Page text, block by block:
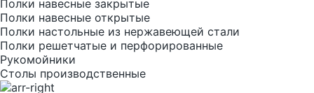
Полки навесные закрытые
Полки навесные открытые
Полки настольные из нержавеющей стали
Полки решетчатые и перфорированные
Рукомойники
Столы производственные